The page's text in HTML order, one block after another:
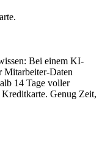
Bei einem KI-
Mitarbeiter-Daten
14 Tage voller
Genug Zeit,